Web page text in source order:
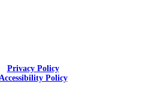
Privacy Policy
Accessibility Policy